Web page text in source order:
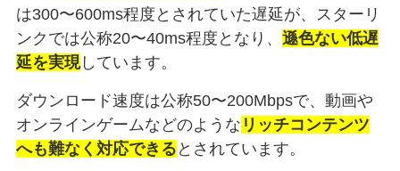
は300〜600ms程度とされていた遅延が、スターリ
ンクでは公称20〜40ms程度となり、 遜色ない低遅
延を実現しています。
ダウンロード速度は公称50〜200Mbpsで、動画や
オンラインゲームなどのような リッチコンテンツ
へも難なく対応できる とされています。